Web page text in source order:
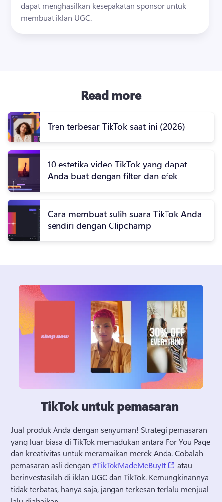
dapat menghasilkan kesepakatan sponsor untuk
membuat iklan UGC.
Read more
Tren terbesar TikTok saat ini (2026)
10 estetika video TikTok yang dapat
Anda buat dengan filter dan efek
Cara membuat sulih suara TikTok Anda
sendiri dengan Clipchamp
TikTok untuk pemasaran
Jual produk Anda dengan senyuman! Strategi pemasaran
yang luar biasa di TikTok memadukan antara For You Page
dan kreativitas untuk meramaikan merek Anda. Cobalah
pemasaran asli dengan #TikTokMadeMeBuyIt (opens in a
atau
berinvestasilah di iklan UGC dan TikTok. Kemungkinannya
tidak terbatas, hanya saja, jangan terkesan terlalu menjual